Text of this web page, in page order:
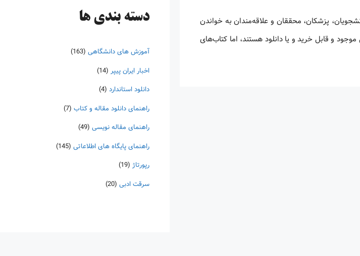
پزشکان، محققان و علاقه‌مندان به خواندن
و قابل خرید و یا دانلود هستند، اما کتاب‌های
دسته‌ بندی ها
آموزش های دانشگاهی (163)
اخبار ایران پیپر (14)
دانلود استاندارد (4)
راهنمای دانلود مقاله و کتاب (7)
راهنمای مقاله نویسی (49)
راهنمای پایگاه های اطلاعاتی (145)
رپورتاژ (19)
سرقت ادبی (20)